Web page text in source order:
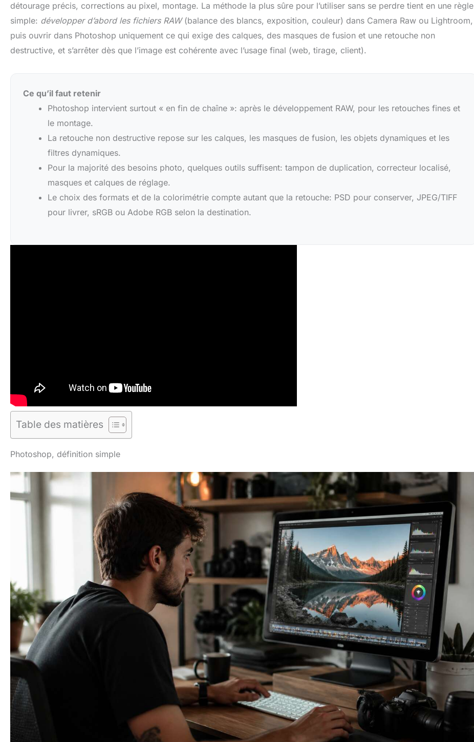
détourage précis, corrections au pixel, montage. La méthode la plus sûre pour l’utiliser sans se perdre tient en une règle
simple: développer d’abord les fichiers RAW(balance des blancs, exposition, couleur) dans Camera Raw ou Lightroom,
puis ouvrir dans Photoshop uniquement ce qui exige des calques, des masques de fusion et une retouche non
destructive, et s’arrêter dès que l’image est cohérente avec l’usage final (web, tirage, client).
Ce qu’il faut retenir
Photoshop intervient surtout « en fin de chaîne »: après le développement RAW, pour les retouches fines et
le montage.
La retouche non destructive repose sur les calques, les masques de fusion, les objets dynamiques et les
filtres dynamiques.
Pour la majorité des besoins photo, quelques outils suffisent: tampon de duplication, correcteur localisé,
masques et calques de réglage.
Le choix des formats et de la colorimétrie compte autant que la retouche: PSD pour conserver, JPEG/TIFF
pour livrer, sRGB ou Adobe RGB selon la destination.
Table des matières
Photoshop, définition simple